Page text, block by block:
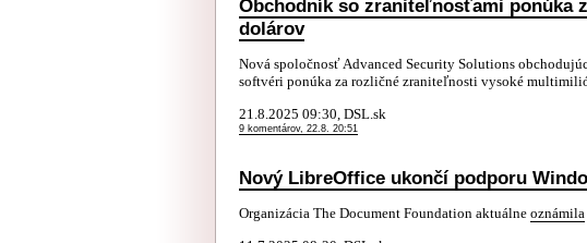
Obchodník so zraniteľnosťami ponúka
dolárov
Nová spoločnosť Advanced Security Solutions
softvéri ponúka za rozličné zraniteľnosti vysoké
21.8.2025 09:30, DSL.sk
9 komentárov, 22.8. 20:51
Nový LibreOffice ukončí podporu
Organizácia The Document Foundation aktuálne oznámila